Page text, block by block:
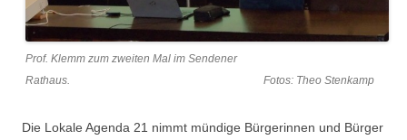
Prof. Klemm zum zweiten Mal im Sendener
Rathaus. Fotos: Theo Stenkamp
Die Lokale Agenda 21 nimmt mündige Bürgerinnen und Bürger